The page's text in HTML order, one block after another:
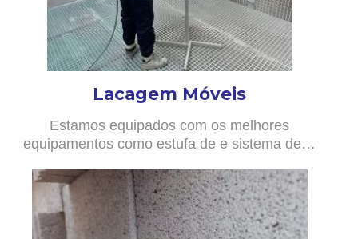
Lacagem Móveis
Estamos equipados com os melhores
equipamentos como estufa de e sistema de…